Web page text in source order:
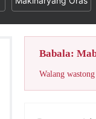
Babala:
Walang